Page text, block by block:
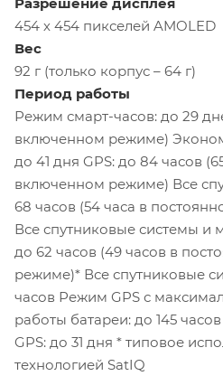
454 х 454 пикселей AMOLED
Вес
92 г (только корпус – 64 г)
Период работы
Режим смарт-часов: до 29
включенном режиме)
до 41 дня GPS: до 84 часов
включенном режиме) Все
68 часов (54 часа в
Все спутниковые системы
до 62 часов (49 часов в
режиме)* Все спутниковые
часов Режим GPS с
работы батареи: до 145
GPS: до 31 дня * типовое
технологией SatIQ